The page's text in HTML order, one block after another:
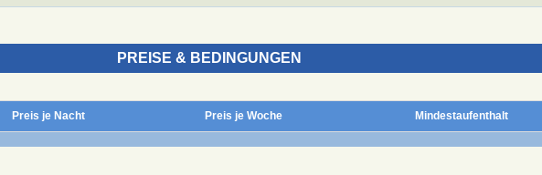
PREISE & BEDINGUNGEN
Preis je Nacht Preis je Woche Mindestaufenthalt